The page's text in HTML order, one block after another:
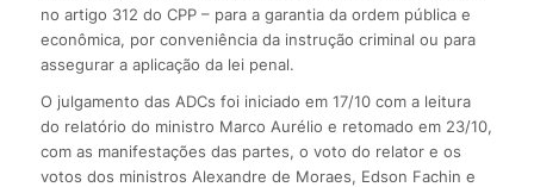
no artigo 312 do CPP – para a garantia da ordem pública e
econômica, por conveniência da instrução criminal ou para
assegurar a aplicação da lei penal.
O julgamento das ADCs foi iniciado em 17/10 com a leitura
do relatório do ministro Marco Aurélio e retomado em 23/10,
com as manifestações das partes, o voto do relator e os
votos dos ministros Alexandre de Moraes, Edson Fachin e